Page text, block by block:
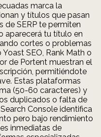
marca la
y títulos que pasan
de SERP te permiten
aparecerá tu título en
cortes o problemas
SEO, Rank Math o
de Portent muestran el
permitiéndote
Estas plataformas
(50-60 caracteres) y
duplicados o falta de
Console identifica
pero bajo rendimiento
inmediatas de